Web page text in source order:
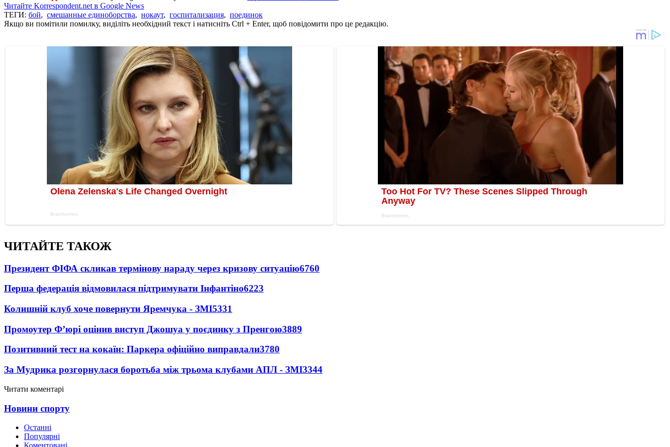
Читайте Korrespondent.net в Google News
ТЕГИ: бой, смешанные единоборства, нокаут, госпитализация, поединок
Якщо ви помітили помилку, виділіть необхідний текст і натисніть Ctrl + Enter, щоб повідомити про це редакцію.
ЧИТАЙТЕ ТАКОЖ
Президент ФІФА скликав термінову нараду через кризову ситуацію6760
Перша федерація відмовилася підтримувати Інфантіно6223
Колишній клуб хоче повернути Яремчука - ЗМІ5331
Промоутер Ф’юрі оцінив виступ Джошуа у поєдинку з Пренгою3889
Позитивний тест на кокаїн: Паркера офіційно виправдали3780
За Мудрика розгорнулася боротьба між трьома клубами АПЛ - ЗМІ3344
Читати коментарі
Новини спорту
Останні
Популярні